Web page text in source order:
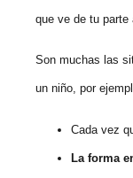
que ve de tu parte
Son muchas las
un niño, por
Cada vez
La forma